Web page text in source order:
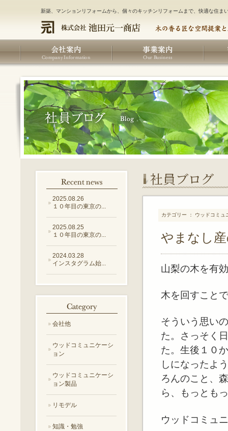
新築、マンションリフォームから、個々のキッチンリフォームまで、快適な住ま
2025.08.26
１０年目の東京の...
2025.08.25
１０年目の東京の...
2024.03.28
インスタグラム始...
会社他
ウッドコミュニケーシ
ョン
ウッドコミュニケーシ
ョン製品
リモデル
知識・勉強
社員ブログ
カテゴリー ： ウッドコミュ
やまなし
山梨の木を有
木を回すこと
そういう思い
た。さっそく
た。生後１０
しになったよ
ろんのこと、
ら、もっとも
ウッドコミュ